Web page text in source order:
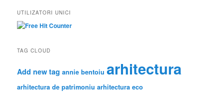
r
c
h
UTILIZATORI UNICI
TAG CLOUD
Add new tag annie bentoiu arhitectura
arhitectura de patrimoniu arhitectura eco